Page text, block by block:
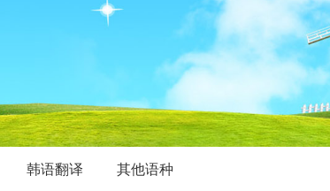
韩语翻译 其他语种